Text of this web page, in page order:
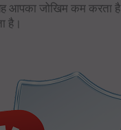
आपका जोखिम कम करता है
है।